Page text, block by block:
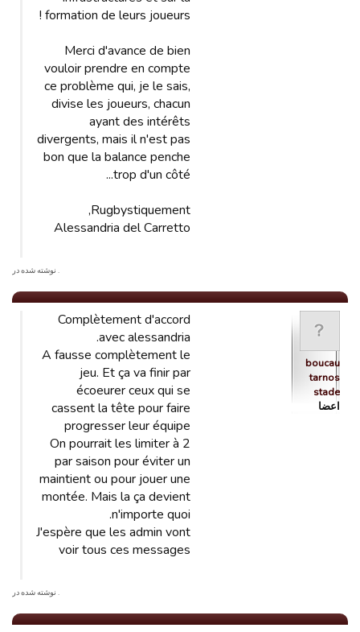
formation de leurs joueurs !
Merci d'avance de bien
vouloir prendre en compte
ce problème qui, je le sais,
divise les joueurs, chacun
ayant des intérêts
divergents, mais il n'est pas
bon que la balance penche
trop d'un côté...
Rugbystiquement,
Alessandria del Carretto
. نوشته شده در
boucau
tarnos
stade
اعضا
Complètement d'accord
avec alessandria.
A fausse complètement le
jeu. Et ça va finir par
écoeurer ceux qui se
cassent la tête pour faire
progresser leur équipe
On pourrait les limiter à 2
par saison pour éviter un
maintient ou pour jouer une
montée. Mais la ça devient
n'importe quoi.
J'espère que les admin vont
voir tous ces messages
. نوشته شده در